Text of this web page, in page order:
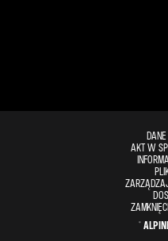
AKT W
©